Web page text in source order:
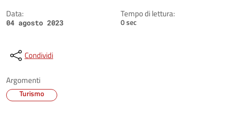
Data:
04 agosto 2023
Tempo di lettura:
0 sec
Condividi
Argomenti
Turismo